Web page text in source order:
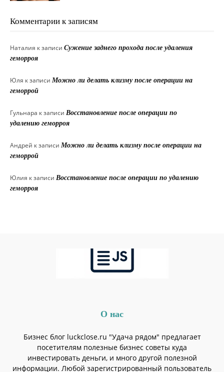
Комментарии к записям
Наталия к записи Сужение заднего прохода после удаления
геморроя
Юля к записи Можно ли делать клизму после операции на
геморрой
Гульнара к записи Восстановление после операции по
удалению геморроя
Андрей к записи Можно ли делать клизму после операции на
геморрой
Юлия к записи Восстановление после операции по удалению
геморроя
О нас
Бизнес блог luckclose.ru "Удача рядом" предлагает
посетителям полезные бизнес советы куда
инвестировать деньги, и много другой полезной
информации. Любой зарегистрированный пользователь